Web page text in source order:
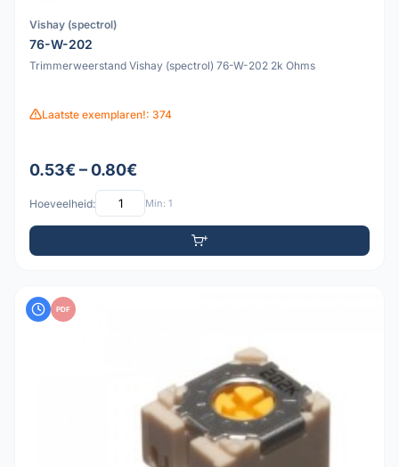
Vishay (spectrol)
76-W-202
Trimmerweerstand Vishay (spectrol) 76-W-202 2k Ohms
Laatste exemplaren!: 374
0.53€ – 0.80€
Hoeveelheid: Min: 1
PDF